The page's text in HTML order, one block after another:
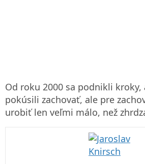
Od roku 2000 sa podnikli kroky,
pokúsili zachovať, ale pre
urobiť len veľmi málo, než